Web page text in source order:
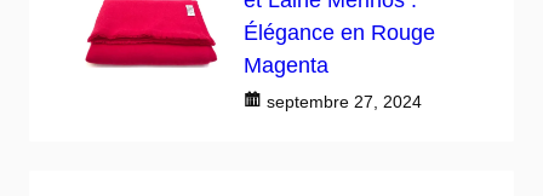
Élégance en Rouge
Magenta
septembre 27, 2024